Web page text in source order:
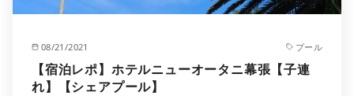
08/21/2021 プール
【宿泊レポ】ホテルニューオータニ幕張【子連
れ】【シェアプール】